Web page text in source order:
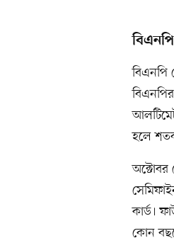
বিএনপি
হলে
অক্টোবর
কার্ড।
কোন